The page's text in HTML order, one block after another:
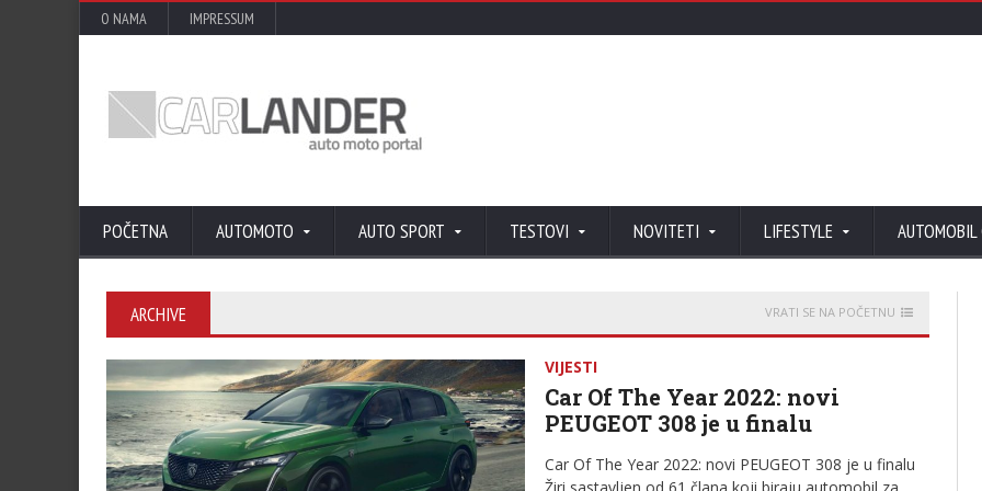
O NAMA IMPRESSUM
POČETNA AUTOMOTO AUTO SPORT TESTOVI NOVITETI LIFESTYLE AUTOMOBIL
ARCHIVE VRATI SE NA POČETNU
VIJESTI
Car Of The Year 2022: novi
PEUGEOT 308 je u finalu
Car Of The Year 2022: novi PEUGEOT 308 je u finalu